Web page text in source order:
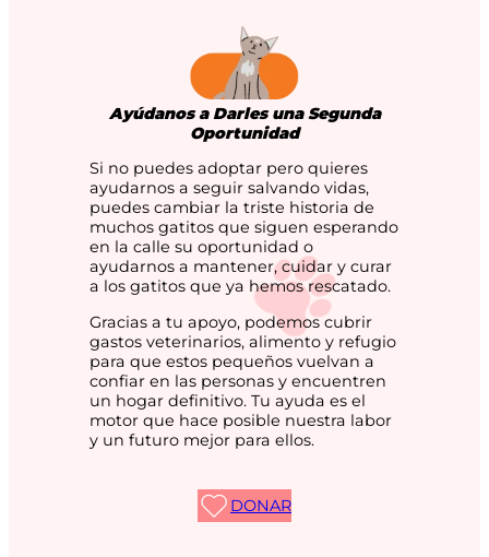
Ayúdanos a Darles una Segunda
Oportunidad
Si no puedes adoptar pero quieres
ayudarnos a seguir salvando vidas,
puedes cambiar la triste historia de
muchos gatitos que siguen esperando
en la calle su oportunidad o
ayudarnos a mantener, cuidar y curar
a los gatitos que ya hemos rescatado.
Gracias a tu apoyo, podemos cubrir
gastos veterinarios, alimento y refugio
para que estos pequeños vuelvan a
confiar en las personas y encuentren
un hogar definitivo. Tu ayuda es el
motor que hace posible nuestra labor
y un futuro mejor para ellos.
DONAR